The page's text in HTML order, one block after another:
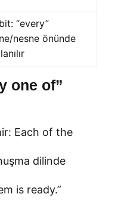
“every”
nesne önünde
one of”
Each of the
dilinde
is ready.”